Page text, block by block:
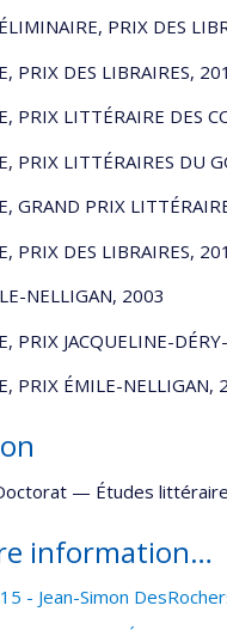
PRIX DES
PRIX DES LIBRAIRES,
PRIX LITTÉRAIRE DES
PRIX LITTÉRAIRES DU
GRAND PRIX
PRIX DES LIBRAIRES,
NELLIGAN, 2003
PRIX JACQUELINE-
PRIX ÉMILE-NELLIGAN,
— Études
information…
- Jean-Simon